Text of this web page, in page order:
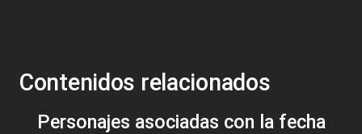
Contenidos relacionados
Personajes asociadas con la fecha